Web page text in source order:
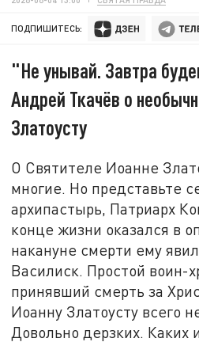
ПОДПИШИТЕСЬ:
"Не унывай. Завтра
Андрей Ткачёв о
Златоусту
О Святителе Иоанне
многие. Но представьте
архипастырь, Патриарх
конце жизни оказался в
накануне смерти ему
Василиск. Простой воин-
принявший смерть за
Иоанну Златоусту всего
Довольно дерзких. Каких